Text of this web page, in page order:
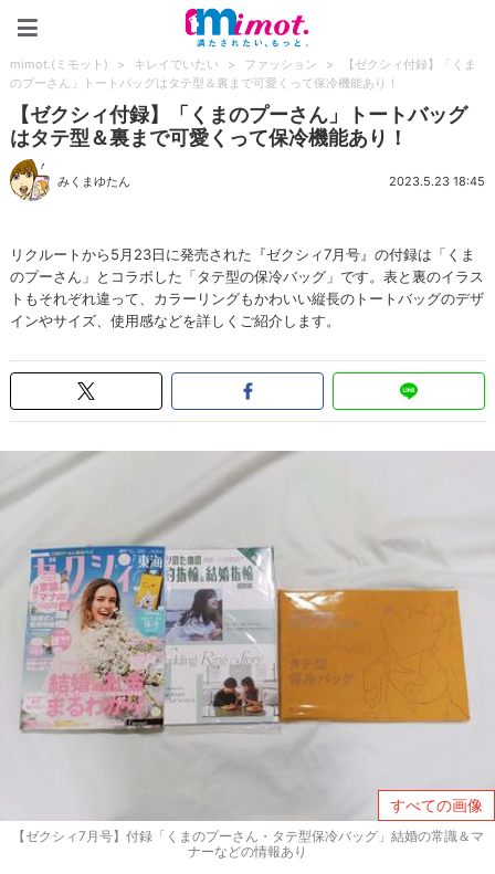
mimot.(ミモット) > キレイでいたい > ファッション >
【ゼクシィ付録】「くま
のプーさん」トートバッグはタテ型＆裏まで可愛くって保冷機能あり！
【ゼクシィ付録】「くまのプーさん」トートバッグ
はタテ型＆裏まで可愛くって保冷機能あり！
みくまゆたん 2023.5.23 18:45
リクルートから5月23日に発売された『ゼクシィ7月号』の付録は「くま
のプーさん」とコラボした「タテ型の保冷バッグ」です。表と裏のイラス
トもそれぞれ違って、カラーリングもかわいい縦長のトートバッグのデザ
インやサイズ、使用感などを詳しくご紹介します。
すべての画像
【ゼクシィ7月号】付録「くまのプーさん・タテ型保冷バッグ」結婚の常識＆マ
ナーなどの情報あり